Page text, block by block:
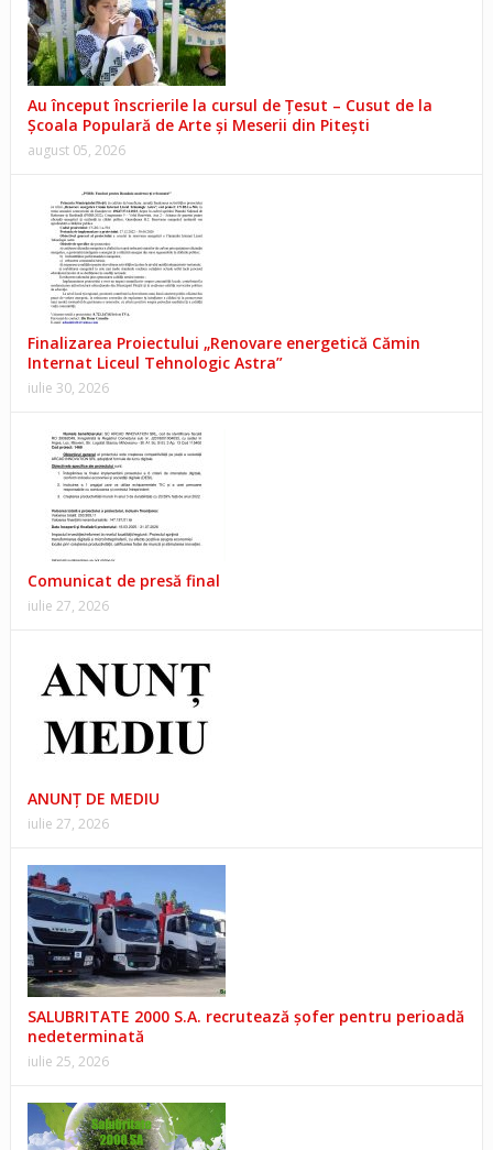
Au început înscrierile la cursul de Țesut – Cusut de la
Școala Populară de Arte și Meserii din Pitești
august 05, 2026
Finalizarea Proiectului „Renovare energetică Cămin
Internat Liceul Tehnologic Astra”
iulie 30, 2026
Comunicat de presă final
iulie 27, 2026
ANUNŢ DE MEDIU
iulie 27, 2026
SALUBRITATE 2000 S.A. recrutează șofer pentru perioadă
nedeterminată
iulie 25, 2026